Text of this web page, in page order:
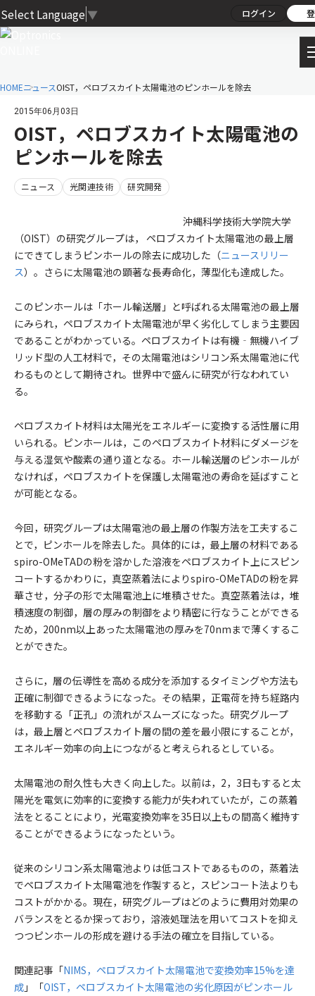
Select Language ▼ ログイン
HOMEニュースOIST，ペロブスカイト太陽電池のピンホールを除去
2015年06月03日
OIST，ペロブスカイト太陽電池の
ピンホールを除去
ニュース 光関連技術 研究開発
沖縄科学技術大学院大学
（OIST）の研究グループは， ペロブスカイト太陽電池の最上層
にできてしまうピンホールの除去に成功した（ニュースリリー
ス）。さらに太陽電池の顕著な長寿命化，薄型化も達成した。
このピンホールは「ホール輸送層」と呼ばれる太陽電池の最上層
にみられ，ペロブスカイト太陽電池が早く劣化してしまう主要因
であることがわかっている。ペロブスカイトは有機‐無機ハイブ
リッド型の人工材料で，その太陽電池はシリコン系太陽電池に代
わるものとして期待され。世界中で盛んに研究が行なわれてい
る。
ペロブスカイト材料は太陽光をエネルギーに変換する活性層に用
いられる。ピンホールは，このペロブスカイト材料にダメージを
与える湿気や酸素の通り道となる。ホール輸送層のピンホールが
なければ，ペロブスカイトを保護し太陽電池の寿命を延ばすこと
が可能となる。
今回，研究グループは太陽電池の最上層の作製方法を工夫するこ
とで，ピンホールを除去した。具体的には，最上層の材料である
spiro-OMeTADの粉を溶かした溶液をペロブスカイト上にスピン
コートするかわりに，真空蒸着法によりspiro-OMeTADの粉を昇
華させ，分子の形で太陽電池上に堆積させた。真空蒸着法は，堆
積速度の制御，層の厚みの制御をより精密に行なうことができる
ため，200nm以上あった太陽電池の厚みを70nmまで薄くするこ
とができた。
さらに，層の伝導性を高める成分を添加するタイミングや方法も
正確に制御できるようになった。その結果，正電荷を持ち経路内
を移動する「正孔」の流れがスムーズになった。研究グループ
は，最上層とペロブスカイト層の間の差を最小限にすることが，
エネルギー効率の向上につながると考えられるとしている。
太陽電池の耐久性も大きく向上した。以前は，2，3日もすると太
陽光を電気に効率的に変換する能力が失われていたが，この蒸着
法をとることにより，光電変換効率を35日以上もの間高く維持す
ることができるようになったという。
従来のシリコン系太陽電池よりは低コストであるものの，蒸着法
でペロブスカイト太陽電池を作製すると，スピンコート法よりも
コストがかかる。現在，研究グループはどのように費用対効果の
バランスをとるか探っており，溶液処理法を用いてコストを抑え
つつピンホールの形成を避ける手法の確立を目指している。
関連記事「NIMS，ペロブスカイト太陽電池で変換効率15%を達
成 」「OIST，ペロブスカイト太陽電池の劣化原因がピンホール